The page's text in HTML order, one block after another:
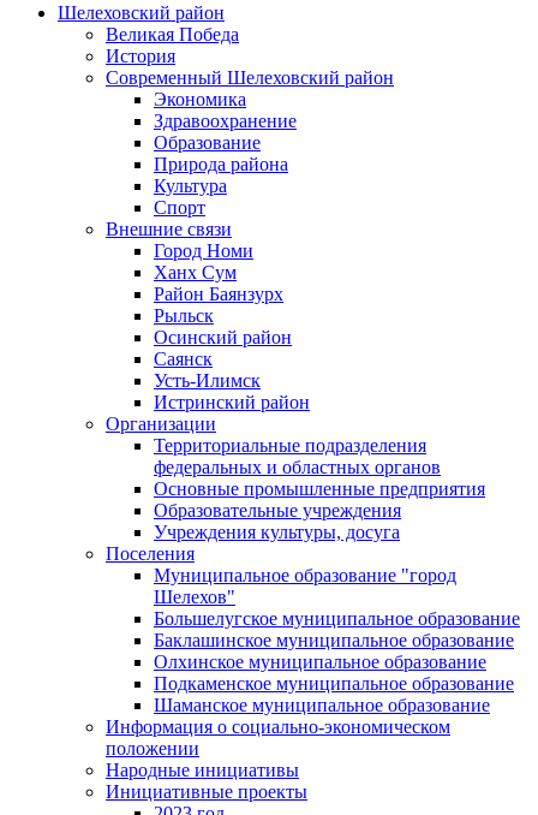
Шелеховский район
Великая Победа
История
Современный Шелеховский район
Экономика
Здравоохранение
Образование
Природа района
Культура
Спорт
Внешние связи
Город Номи
Ханх Сум
Район Баянзурх
Рыльск
Осинский район
Саянск
Усть-Илимск
Истринский район
Организации
Территориальные подразделения
федеральных и областных органов
Основные промышленные предприятия
Образовательные учреждения
Учреждения культуры, досуга
Поселения
Муниципальное образование "город
Шелехов"
Большелугское муниципальное образование
Баклашинское муниципальное образование
Олхинское муниципальное образование
Подкаменское муниципальное образование
Шаманское муниципальное образование
Информация о социально-экономическом
положении
Народные инициативы
Инициативные проекты